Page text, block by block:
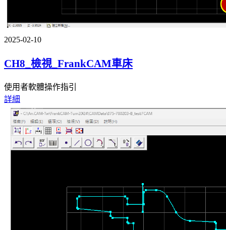
2025-02-10
CH8_檢視_FrankCAM車床
使用者軟體操作指引
詳細